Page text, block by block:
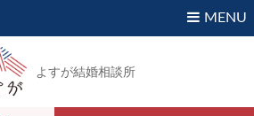
MENU
よすが結婚相談所